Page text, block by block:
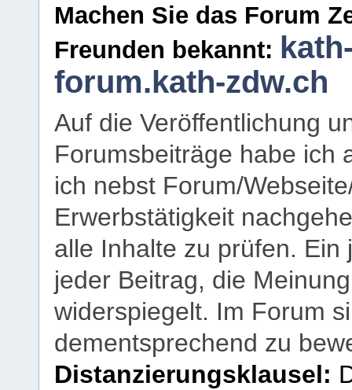
Machen Sie das Forum
Freunden bekannt:
forum.kath-zdw.ch
Auf die Veröffentlichung
Forumsbeiträge habe ich
ich nebst Forum/
Erwerbstätigkeit
alle Inhalte zu prüfen.
jeder Beitrag, die
widerspiegelt. Im Forum
dementsprechend zu
Distanzierungsklausel: